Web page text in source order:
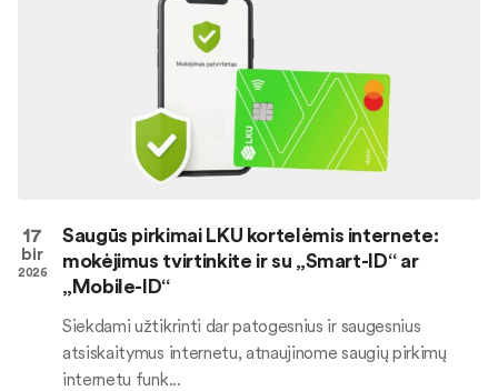
17
bir
2026
Saugūs pirkimai LKU kortelėmis internete:
mokėjimus tvirtinkite ir su „Smart-ID“ ar
„Mobile-ID“
Siekdami užtikrinti dar patogesnius ir saugesnius
atsiskaitymus internetu, atnaujinome saugių pirkimų
internetu funk...